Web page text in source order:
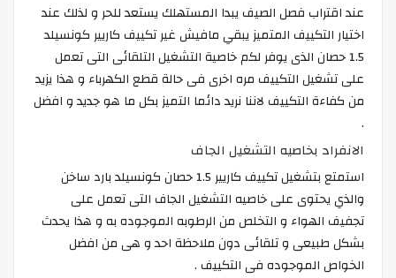
عند اقتراب فصل الصيف يبدا المستهلك يستعد للحر و لذلك عند
اختيار التكييف المتميز يبقي مافيش غير تكييف كاريير كونسيلد
1.5 حصان الذى يوفر لكم خاصية التشغيل التلقائى التى تعمل
على تشغيل التكييف مره اخرى فى حالة قطع الكهرباء و هذا يزيد
من كفاءة التكييف لاننا نريد دائما التميز بكل ما هو جديد و افضل
.
الانفراد بخاصيه التشغيل الجاف
استمتع بتشغيل تكييف كاريير 1.5 حصان كونسيلد بارد ساخن
والذي يحتوى على خاصيه التشغيل الجاف التى تعمل على
تجفيف الهواء و التخلص من الرطوبه الموجوده به و هذا يحدث
بشكل طبيعى و تلقائى دون ملاحظة احد و هى من افضل
الخواص الموجوده فى التكييف .